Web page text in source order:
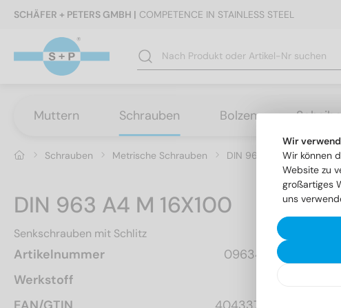
SCHÄFER + PETERS GMBH | COMPETENCE IN STAINLESS STEEL
Muttern Schrauben Bolzen
Schrauben Metrische Schrauben DIN 963 -
DIN 963 A4 M 16X100
Senkschrauben mit Schlitz
Artikelnummer
0963416 100
Werkstoff
Wir
Wir können
Website zu
großartiges
uns